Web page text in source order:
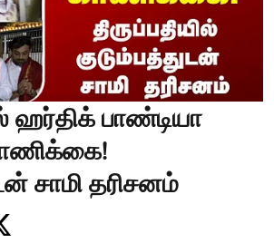
ஹர்திக் பாண்டியா
சாமி தரிசனம்